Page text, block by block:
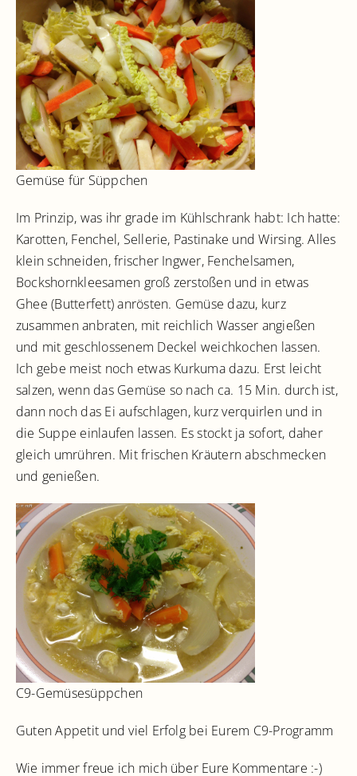
Gemüse für Süppchen
Im Prinzip, was ihr grade im Kühlschrank habt: Ich hatte:
Karotten, Fenchel, Sellerie, Pastinake und Wirsing. Alles
klein schneiden, frischer Ingwer, Fenchelsamen,
Bockshornkleesamen groß zerstoßen und in etwas
Ghee (Butterfett) anrösten. Gemüse dazu, kurz
zusammen anbraten, mit reichlich Wasser angießen
und mit geschlossenem Deckel weichkochen lassen.
Ich gebe meist noch etwas Kurkuma dazu. Erst leicht
salzen, wenn das Gemüse so nach ca. 15 Min. durch ist,
dann noch das Ei aufschlagen, kurz verquirlen und in
die Suppe einlaufen lassen. Es stockt ja sofort, daher
gleich umrühren. Mit frischen Kräutern abschmecken
und genießen.
C9-Gemüsesüppchen
Guten Appetit und viel Erfolg bei Eurem C9-Programm
Wie immer freue ich mich über Eure Kommentare :-)